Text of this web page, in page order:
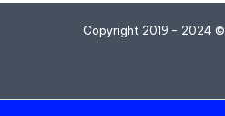
Copyright 2019 - 2024 ©